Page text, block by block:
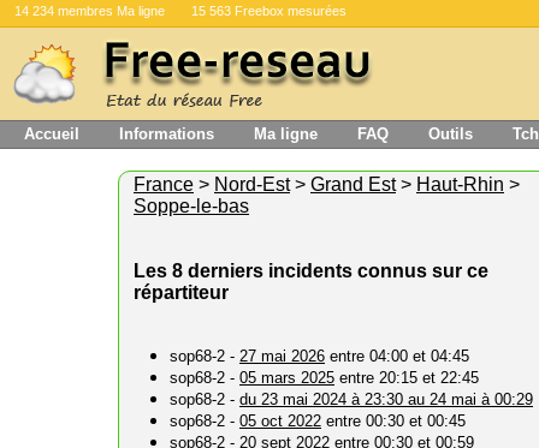
14 234 membres Ma ligne 15 563 Freebox mesurées
Accueil Informations Ma ligne FAQ Outils
France > Nord-Est> Grand Est> Haut-Rhin >
Soppe-le-bas
Les 8 derniers incidents connus sur ce
répartiteur
sop68-2 - 27 mai 2026 entre 04:00 et 04:45
sop68-2 - 05 mars 2025 entre 20:15 et 22:45
sop68-2 - du 23 mai 2024 à 23:30 au 24 mai à 00:29
sop68-2 - 05 oct 2022 entre 00:30 et 00:45
sop68-2 - 20 sept 2022 entre 00:30 et 00:59